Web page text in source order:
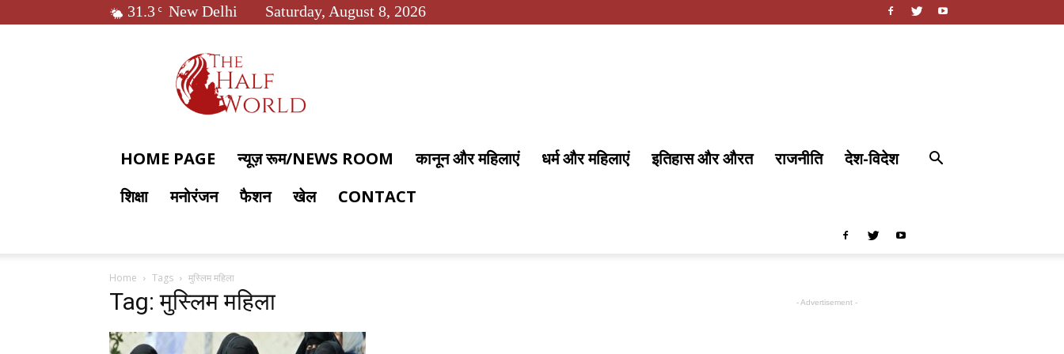
31.3 C New Delhi Saturday, August 8, 2026
World
HOME PAGE न्यूज़ रूम/NEWS ROOM कानून और महिलाएं धर्म और महिलाएं इतिहास और औरत राजनीति
देश-विदेश
शिक्षा
मनोरंजन फैशन खेल CONTACT
Home Tags मुस्लिम महिला
Tag: मुस्लिम महिला - Advertisement -